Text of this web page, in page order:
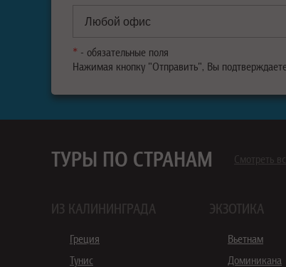
* - обязательные поля
Нажимая кнопку "Отправить", Вы подтверждаете
ТУРЫ ПО СТРАНАМ Смотреть
ИЗ КАЛИНИНГРАДА
Греция
Тунис
ЭКЗОТИКА
Вьетнам
Доминикана